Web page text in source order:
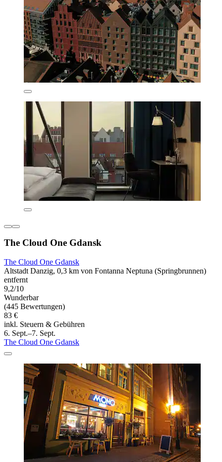
The Cloud One Gdansk
The Cloud One Gdansk
Altstadt Danzig, 0,3 km von Fontanna Neptuna (Springbrunnen)
entfernt
9,2/10
Wunderbar
(445 Bewertungen)
83 €
inkl. Steuern & Gebühren
6. Sept.–7. Sept.
The Cloud One Gdansk